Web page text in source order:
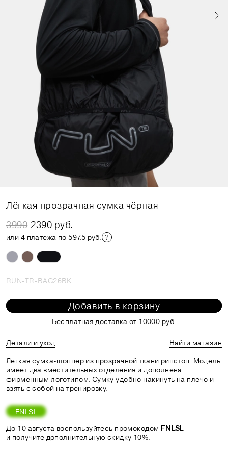
Лёгкая прозрачная сумка чёрная
3990 2390 руб.
или 4 платежа по 597.5 руб.
RUN-TR-BAG26BK
Добавить в корзину
Бесплатная доставка от 10000 руб.
Детали и уход
Найти магазин
Лёгкая сумка-шоппер из прозрачной ткани рипстоп. Модель
имеет два вместительных отделения и дополнена
фирменным логотипом. Сумку удобно накинуть на плечо и
взять с собой на тренировку.
FNLSL
До 10 августа воспользуйтесь промокодом FNLSL
и получите дополнительную скидку 10%.